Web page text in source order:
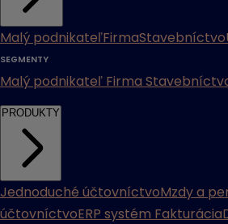
Malý podnikateľFirmaStavebníctvo
SEGMENTY
Malý podnikateľ Firma
PRODUKTY
Jednoduché účtovníctvoMzdy a
účtovníctvoERP systém Fakturácia